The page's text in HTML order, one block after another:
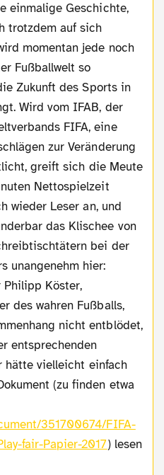
trotzdem auf sich
momentan jede noch
Fußballwelt so
Zukunft des Sports in
Wird vom IFAB, der
FIFA, eine
zur Veränderung
greift sich die Meute
Nettospielzeit
wieder Leser an, und
das Klischee von
bei der
unangenehm hier:
Philipp Köster,
des wahren Fußballs,
nicht entblödet,
entsprechenden
hätte vielleicht einfach
(zu finden etwa
351700674/FIFA-
fair-Papier-2017) lesen